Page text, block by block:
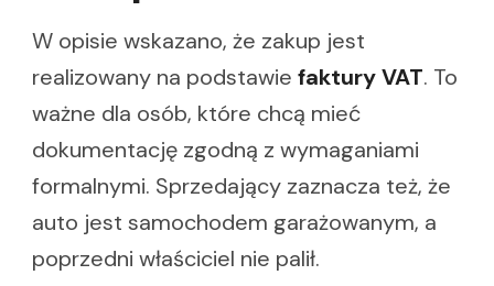
W opisie wskazano, że zakup jest
realizowany na podstawie faktury VAT. To
ważne dla osób, które chcą mieć
dokumentację zgodną z wymaganiami
formalnymi. Sprzedający zaznacza też, że
auto jest samochodem garażowanym, a
poprzedni właściciel nie palił.